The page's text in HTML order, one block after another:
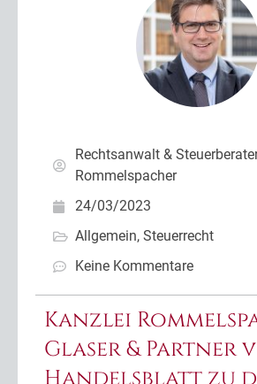
Rechtsanwalt &
Rommelspacher
24/03/2023
Allgemein, Steuerrecht
Keine Kommentare
Kanzlei
Glaser & Partner